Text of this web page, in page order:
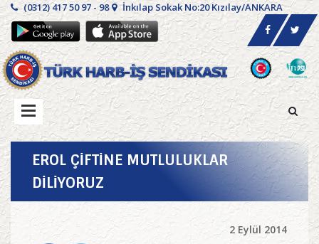
(0312) 417 50 97 - 98 İnkılap Sokak No:20 Kızılay/ANKARA
EROL ÇİFTİNE MUTLULUKLAR
DİLİYORUZ
2 Eylül 2014